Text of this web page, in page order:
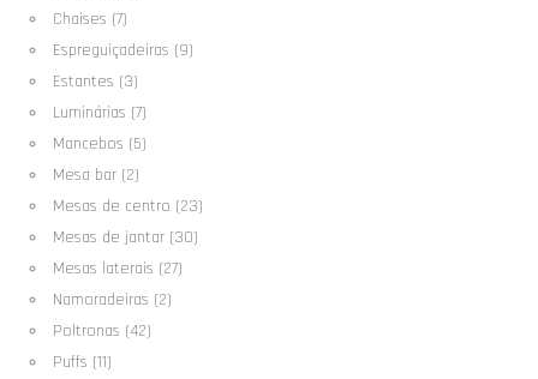
Chaises (7)
Espreguiçadeiras (9)
Estantes (3)
Luminárias (7)
Mancebos (5)
Mesa bar (2)
Mesas de centro (23)
Mesas de jantar (30)
Mesas laterais (27)
Namoradeiras (2)
Poltronas (42)
Puffs (11)